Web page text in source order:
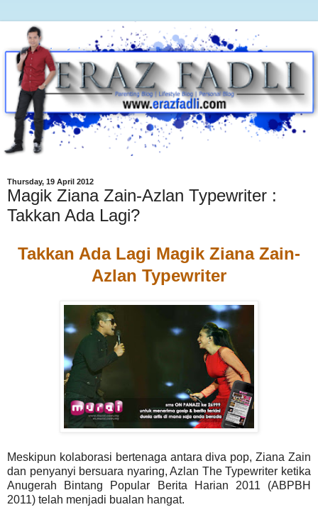
Thursday, 19 April 2012
Magik Ziana Zain-Azlan Typewriter :
Takkan Ada Lagi?
Takkan Ada Lagi Magik Ziana Zain-
Azlan Typewriter
Meskipun kolaborasi bertenaga antara diva pop, Ziana Zain
dan penyanyi bersuara nyaring, Azlan The Typewriter ketika
Anugerah Bintang Popular Berita Harian 2011 (ABPBH
2011) telah menjadi bualan hangat.